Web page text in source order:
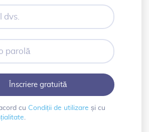
cu Condiții de utilizare și cu